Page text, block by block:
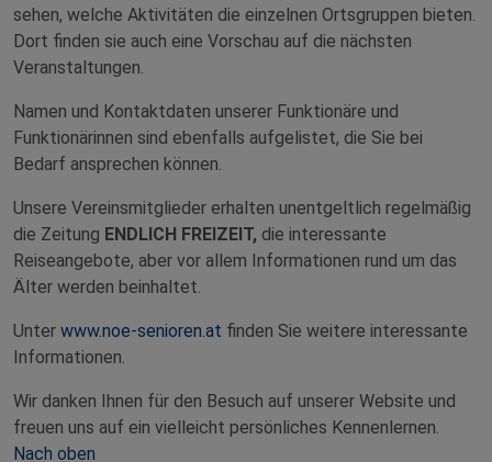
sehen, welche Aktivitäten die einzelnen Ortsgruppen bieten.
Dort finden sie auch eine Vorschau auf die nächsten
Veranstaltungen.
Namen und Kontaktdaten unserer Funktionäre und
Funktionärinnen sind ebenfalls aufgelistet, die Sie bei
Bedarf ansprechen können.
Unsere Vereinsmitglieder erhalten unentgeltlich regelmäßig
die Zeitung ENDLICH FREIZEIT, die interessante
Reiseangebote, aber vor allem Informationen rund um das
Älter werden beinhaltet.
Unter www.noe-senioren.at finden Sie weitere interessante
Informationen.
Wir danken Ihnen für den Besuch auf unserer Website und
freuen uns auf ein vielleicht persönliches Kennenlernen.
Nach oben